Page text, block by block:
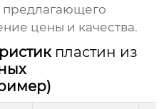
предлагающего
цены и качества.
пластин из